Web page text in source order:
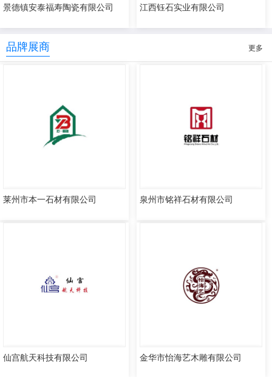
景德镇安泰福寿陶瓷有限公司 江西钰石实业有限公司
品牌展商 更多
莱州市本一石材有限公司 泉州市铭祥石材有限公司
仙宫航天科技有限公司 金华市怡海艺木雕有限公司